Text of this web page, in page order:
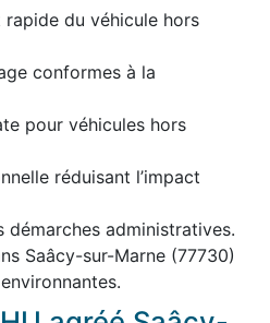
du véhicule hors
conformes à la
pour véhicules hors
réduisant l’impact
démarches administratives.
Saâcy-sur-Marne (77730)